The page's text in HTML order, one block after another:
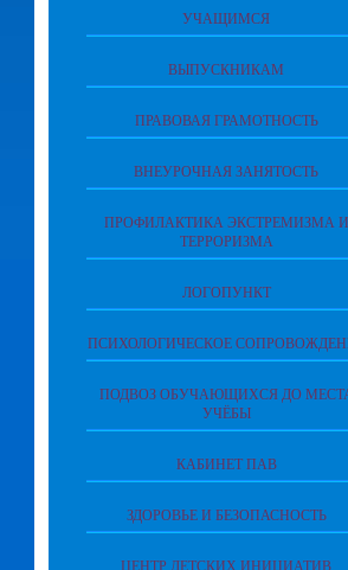
УЧАЩИМСЯ
ВЫПУСКНИКАМ
ПРАВОВАЯ ГРАМОТНОСТЬ
ВНЕУРОЧНАЯ ЗАНЯТОСТЬ
ПРОФИЛАКТИКА ЭКСТРЕМИЗМА И
ТЕРРОРИЗМА
ЛОГОПУНКТ
ПСИХОЛОГИЧЕСКОЕ
ПОДВОЗ ОБУЧАЮЩИХСЯ ДО
УЧЁБЫ
КАБИНЕТ ПАВ
ЗДОРОВЬЕ И БЕЗОПАСНОСТЬ
ЦЕНТР ДЕТСКИХ ИНИЦИАТИВ